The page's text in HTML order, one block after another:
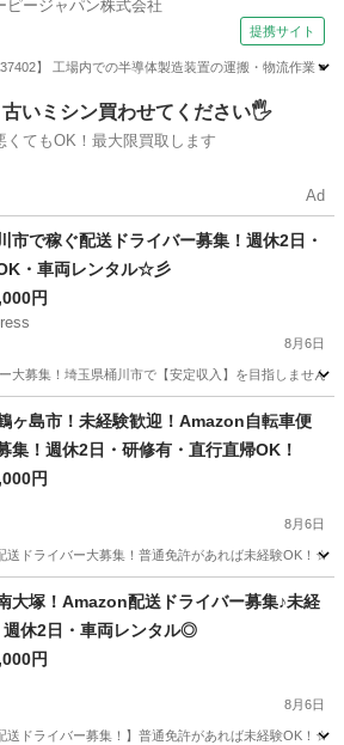
ピージャパン株式会社
提携サイト
】 工場内での半導体製造装置の運搬・物流作業 ■
古いミシン買わせてください🖐️
くてもOK！最大限買取します
Ad
市で稼ぐ配送ドライバー募集！週休2日・
・車両レンタル☆彡
円
8月6日
ー大募集！埼玉県桶川市で【安定収入】を目指しませ
ー 社用車
ヶ島市！未経験歓迎！Amazon自転車便
集！週休2日・研修有・直行直帰OK！
円
8月6日
送ドライバー大募集！普通免許があれば未経験OK！
バー
大塚！Amazon配送ドライバー募集♪未経
週休2日・車両レンタル◎
円
8月6日
送ドライバー募集！】普通免許があれば未経験OK！